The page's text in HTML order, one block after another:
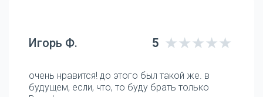
Игорь Ф. 5
очень нравится! до этого был такой же. в
будущем, если, что, то буду брать только